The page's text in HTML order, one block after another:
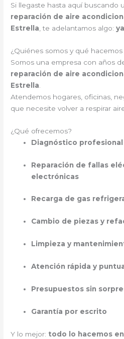
Si llegaste hasta aquí buscando
reparación de aire
Estrella , te adelantamos algo:
¿Quiénes somos y qué hacemos
Somos una empresa con años
reparación de aire
Estrella
Atendemos hogares, oficinas,
que necesite volver a respirar
¿Qué ofrecemos?
Diagnóstico
Reparación de fallas
electrónicas
Recarga de gas
Cambio de piezas y
Limpieza y
Atención rápida y
Presupuestos sin
Garantía por escrito
Y lo mejor: todo lo hacemos